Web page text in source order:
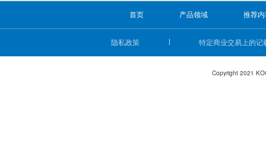
首页 产品领域 推荐
隐私政策 特定商业交易上的记
Copyright 2021